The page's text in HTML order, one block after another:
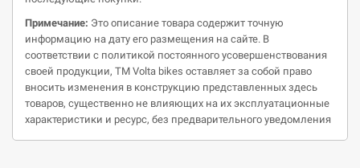
Примечание: Это описание товара содержит точную
информацию на дату его размещения на сайте. В
соответствии с политикой постоянного усовершенствования
своей продукции, ТМ Volta bikes оставляет за собой право
вносить изменения в конструкцию представленных здесь
товаров, существенно не влияющих на их эксплуатационные
характеристики и ресурс, без предварительного уведомления